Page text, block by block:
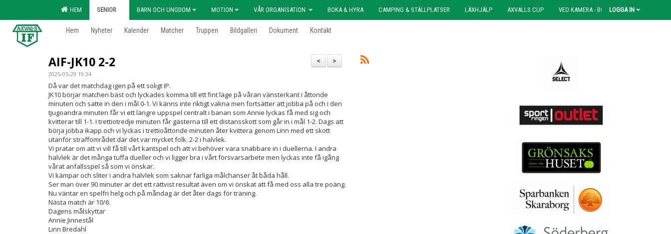
HEM SENIOR BARN OCH UNGDOM MOTION VÅR ORGANISATION BOKA & HYRA CAMPING & STÄLLPLATSER LÄXHJÄLP AXVALLS CUP VEO KAMERA - BOKNINGLOGGA IN
Hem Nyheter Kalender Matcher Truppen Bildgalleri Dokument Kontakt
>
<
AIF-JK10 2-2
2025-05-29 19:34
Då var det matchdag igen på ett soligt IP.
JK10 börjar matchen bäst och lyckades komma till ett fint läge på våran vänsterkant i åttonde
minuten och satte in den i mål 0-1. Vi känns inte riktigt vakna men fortsätter att jobba på och i den
tjugoandra minuten får vi ett längre uppspel centralt i banan som Annie lyckas få med sig och
kvitterar till 1-1. I trettiotredje minuten får gästerna till ett distansskott som går in i mål 1-2. Dags att
börja jobba ikapp och vi lyckas i trettioåttonde minuten åter kvittera genom Linn med ett skott
utanför straffområdet där det var mycket folk. 2-2 i halvlek.
Vi pratar om att vi vill få till vårt kantspel och att vi behöver vara snabbare in i duellerna. I andra
halvlek är det många tuffa dueller och vi ligger bra i vårt försvarsarbete men lyckas inte få igång
vårat anfallsspel så som vi önskar.
Vi kämpar och sliter i andra halvlek som saknar farliga målchanser åt båda håll.
Ser man över 90 minuter är det ett rättvist resultat även om vi önskat att få med oss alla tre poäng.
Nu väntar en spelfri helg och på måndag är det åter dags för träning.
Nästa match är 10/6.
Dagens målskyttar
Annie Jinnestål
Linn Bredahl